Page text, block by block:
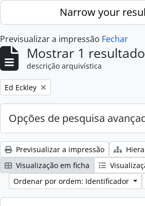
Skip to main contentNarrow your
Previsualizar a impressão Fechar
Mostrar 1
descrição arquivística
Remove filter:
Ed Eckley
Opções de pesquisa
Previsualizar a impressão
Visualização em ficha
Ordenar por ordem: Identificador